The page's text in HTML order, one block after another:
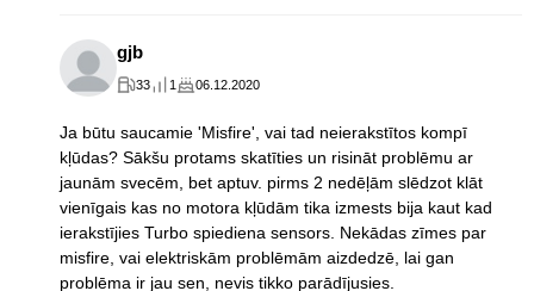
gjb
33 1 06.12.2020
Ja būtu saucamie 'Misfire', vai tad neierakstītos kompī
kļūdas? Sākšu protams skatīties un risināt problēmu ar
jaunām svecēm, bet aptuv. pirms 2 nedēļām slēdzot klāt
vienīgais kas no motora kļūdām tika izmests bija kaut kad
ierakstījies Turbo spiediena sensors. Nekādas zīmes par
misfire, vai elektriskām problēmām aizdedzē, lai gan
problēma ir jau sen, nevis tikko parādījusies.